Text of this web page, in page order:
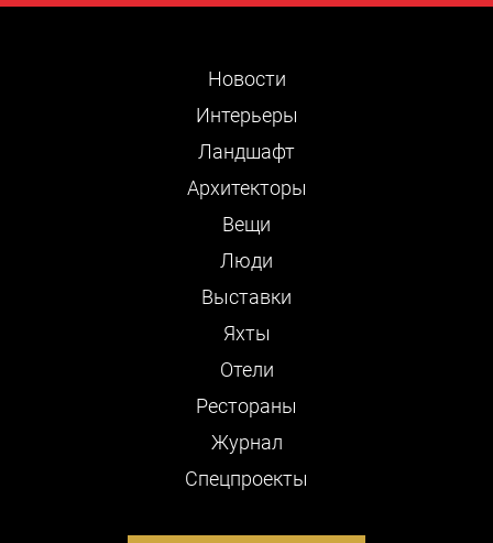
Новости
Интерьеры
Ландшафт
Архитекторы
Вещи
Люди
Выставки
Яхты
Отели
Рестораны
Журнал
Cпецпроекты